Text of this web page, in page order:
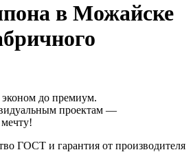
в Можайске
до премиум.
проектам —
ГОСТ и гарантия от производителя